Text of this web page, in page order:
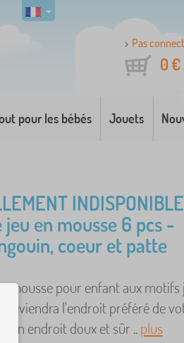
Pas
0 €
pour les bébés Jouets
jeu en mousse 6 pcs -
coeur et patte
mousse pour enfant aux
deviendra l'endroit préféré de
un endroit doux et sûr ..plus